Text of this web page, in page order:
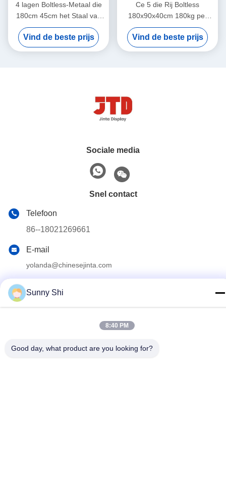
4 lagen Boltless-Metaal die
180cm 45cm het Staal van
het Klinknagelrek het
Opschorten opschorten
Vind de beste prijs
Ce 5 die Rij Boltless
180x90x40cm 180kg per
Laag in Garage opschorten
Vind de beste prijs
Sociale media
Snel contact
Telefoon
86--18021269661
E-mail
yolanda@chinesejinta.com
Privacybeleid
Sitemap
Sunny Shi
8:40 PM
Good day, what product are you looking for?